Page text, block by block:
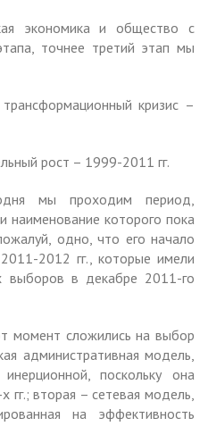
экономика и общество с
точнее третий этап мы
кризис –
рост – 1999-2011 гг.
мы проходим период,
наименование которого пока
одно, что его начало
2012 гг., которые имели
выборов в декабре 2011-го
момент сложились на выбор
административная модель,
поскольку она
вторая – сетевая модель,
на эффективность